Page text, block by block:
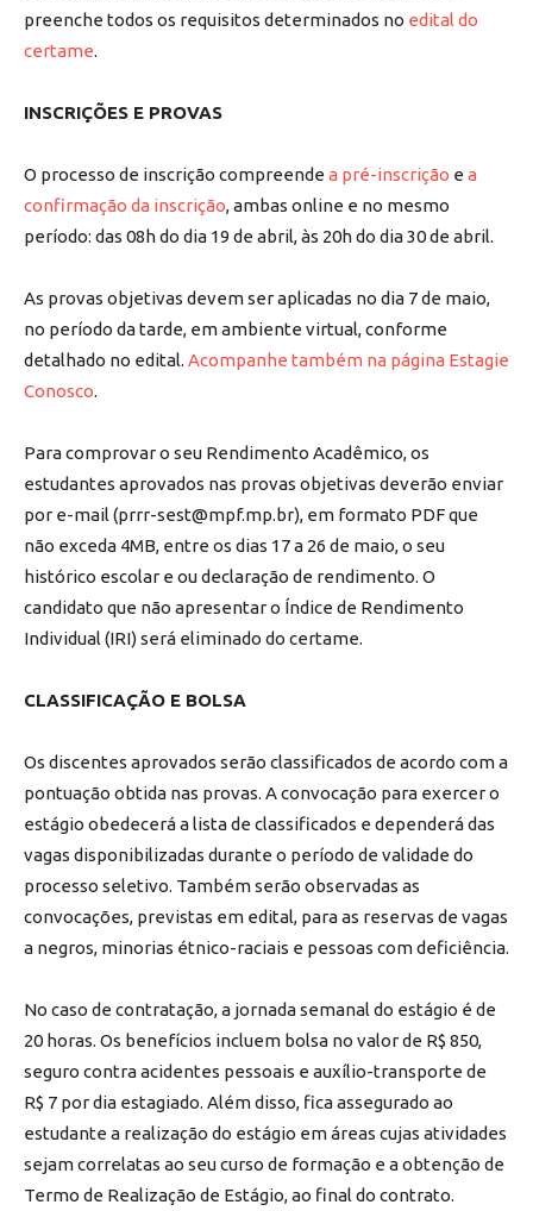
preenche todos os requisitos determinados no edital do
certame.
INSCRIÇÕES E PROVAS
O processo de inscrição compreende a pré-inscrição e a
confirmação da inscrição, ambas online e no mesmo
período: das 08h do dia 19 de abril, às 20h do dia 30 de abril.
As provas objetivas devem ser aplicadas no dia 7 de maio,
no período da tarde, em ambiente virtual, conforme
detalhado no edital. Acompanhe também na página Estagie
Conosco.
Para comprovar o seu Rendimento Acadêmico, os
estudantes aprovados nas provas objetivas deverão enviar
por e-mail (prrr-sest@mpf.mp.br), em formato PDF que
não exceda 4MB, entre os dias 17 a 26 de maio, o seu
histórico escolar e ou declaração de rendimento. O
candidato que não apresentar o Índice de Rendimento
Individual (IRI) será eliminado do certame.
CLASSIFICAÇÃO E BOLSA
Os discentes aprovados serão classificados de acordo com a
pontuação obtida nas provas. A convocação para exercer o
estágio obedecerá a lista de classificados e dependerá das
vagas disponibilizadas durante o período de validade do
processo seletivo. Também serão observadas as
convocações, previstas em edital, para as reservas de vagas
a negros, minorias étnico-raciais e pessoas com deficiência.
No caso de contratação, a jornada semanal do estágio é de
20 horas. Os benefícios incluem bolsa no valor de R$ 850,
seguro contra acidentes pessoais e auxílio-transporte de
R$ 7 por dia estagiado. Além disso, fica assegurado ao
estudante a realização do estágio em áreas cujas atividades
sejam correlatas ao seu curso de formação e a obtenção de
Termo de Realização de Estágio, ao final do contrato.